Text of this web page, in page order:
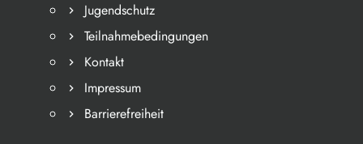
Jugendschutz
Teilnahmebedingungen
Kontakt
Impressum
Barrierefreiheit